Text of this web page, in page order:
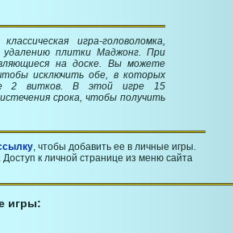
игра-головоломка,
удалению плитки Маджонг. При
на доске. Вы можете
исключить обе, в которых
2 витков. В этой игре 15
срока, чтобы получить
, чтобы добавить ее в личные игры.
к личной странице из меню сайта
игры: